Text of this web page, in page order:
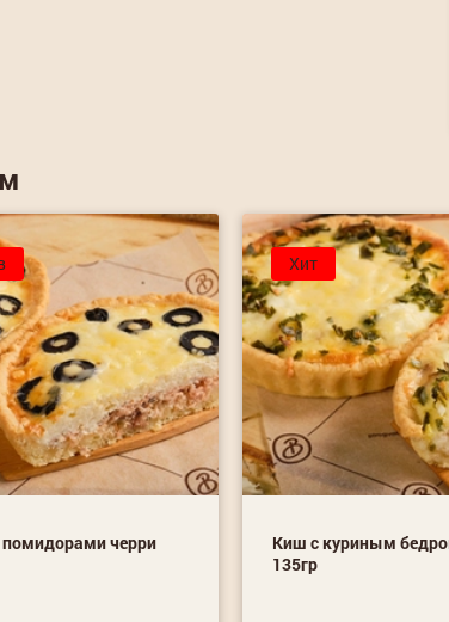
черри
Хит
Киш с куриным
135гр